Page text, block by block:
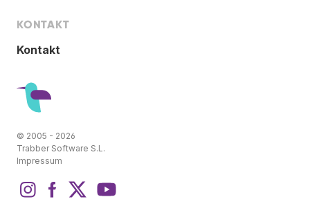
KONTAKT
Kontakt
© 2005 - 2026
Trabber Software S.L.
Impressum